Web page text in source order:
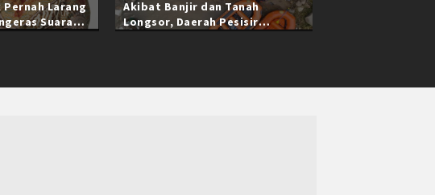
Larang
Suara
Akibat Banjir dan Tanah
Longsor, Daerah Pesisir